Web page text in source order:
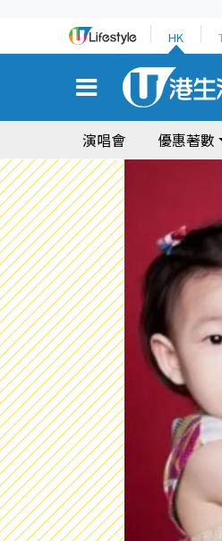
HK
演唱會 優惠著數